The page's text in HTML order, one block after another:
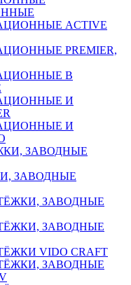
ACTIVE
PREMIER,
В
И
И
ЗАВОДНЫЕ
ЗАВОДНЫЕ
ЗАВОДНЫЕ
VIDO CRAFT
ЗАВОДНЫЕ